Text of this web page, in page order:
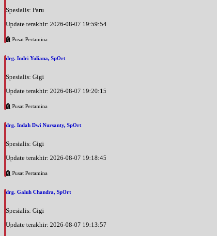
Spesialis: Paru
Update terakhir: 2026-08-07 19:59:54
Pusat Pertamina
drg. Indri Yuliana, SpOrt
Spesialis: Gigi
Update terakhir: 2026-08-07 19:20:15
Pusat Pertamina
drg. Indah Dwi Nursanty, SpOrt
Spesialis: Gigi
Update terakhir: 2026-08-07 19:18:45
Pusat Pertamina
drg. Galuh Chandra, SpOrt
Spesialis: Gigi
Update terakhir: 2026-08-07 19:13:57